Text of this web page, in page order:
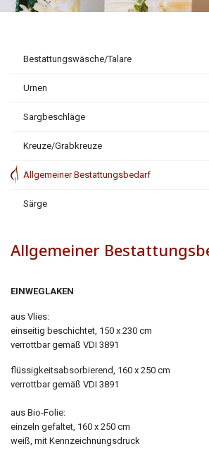
Bestattungswäsche/Talare
Urnen
Sargbeschläge
Kreuze/Grabkreuze
Allgemeiner Bestattungsbedarf
Särge
Allgemeiner
EINWEGLAKEN
aus Vlies:
einseitig beschichtet, 150 x 230 cm
verrottbar gemäß VDI 3891
flüssigkeitsabsorbierend, 160 x 250 cm
verrottbar gemäß VDI 3891
aus Bio-Folie:
einzeln gefaltet, 160 x 250 cm
weiß, mit Kennzeichnungsdruck